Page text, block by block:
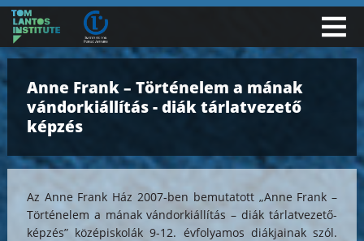
Anne Frank – Történelem a mának
vándorkiállítás - diák tárlatvezető
képzés
Az Anne Frank Ház 2007-ben bemutatott „Anne Frank –
Történelem a mának vándorkiállítás – diák tárlatvezető-
képzés” középiskolák 9-12. évfolyamos diákjainak szól.